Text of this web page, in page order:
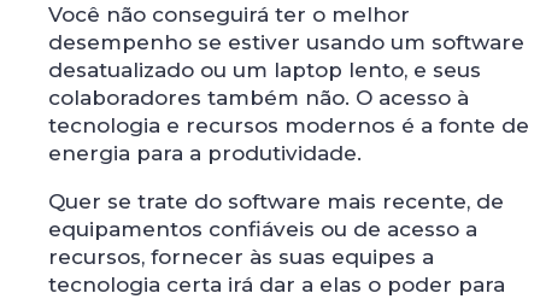
Você não conseguirá ter o melhor
desempenho se estiver usando um software
desatualizado ou um laptop lento, e seus
colaboradores também não. O acesso à
tecnologia e recursos modernos é a fonte de
energia para a produtividade.
Quer se trate do software mais recente, de
equipamentos confiáveis ou de acesso a
recursos, fornecer às suas equipes a
tecnologia certa irá dar a elas o poder para